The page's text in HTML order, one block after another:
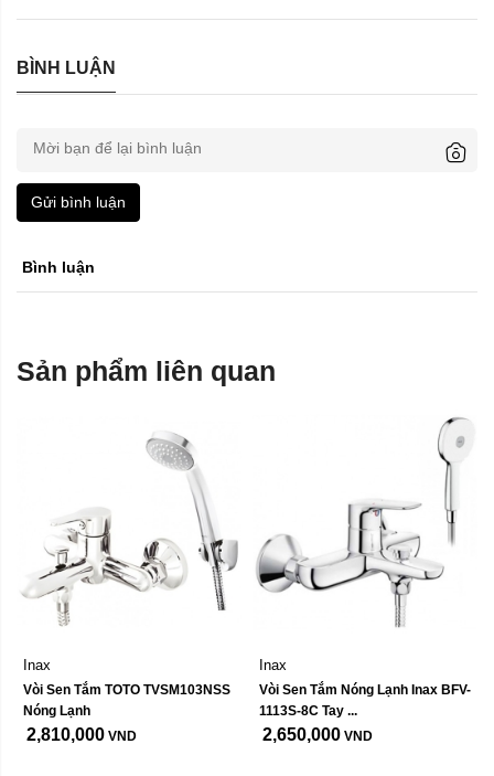
BÌNH LUẬN
Gửi bình luận
Bình luận
Sản phẩm liên quan
Inax
Vòi Sen Tắm TOTO TVSM103NSS
Nóng Lạnh
2,810,000 VND
Inax
Vòi Sen Tắm Nóng Lạnh Inax BFV-
1113S-8C Tay ...
2,650,000 VND